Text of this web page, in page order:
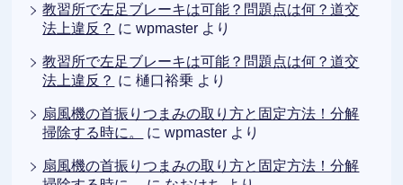
教習所で左足ブレーキは可能？問題点は何？道交
法上違反？ にwpmaster より
教習所で左足ブレーキは可能？問題点は何？道交
法上違反？ に樋口裕乗 より
扇風機の首振りつまみの取り方と固定方法！分解
掃除する時に。
にwpmaster より
扇風機の首振りつまみの取り方と固定方法！分解